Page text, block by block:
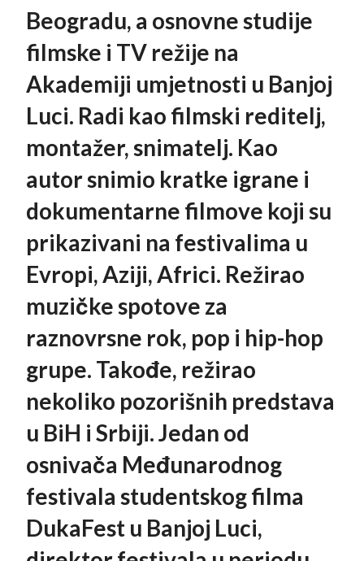
Beogradu, a osnovne studije
filmske i TV režije na
Akademiji umjetnosti u Banjoj
Luci. Radi kao filmski reditelj,
montažer, snimatelj. Kao
autor snimio kratke igrane i
dokumentarne filmove koji su
prikazivani na festivalima u
Evropi, Aziji, Africi. Režirao
muzičke spotove za
raznovrsne rok, pop i hip-hop
grupe. Takođe, režirao
nekoliko pozorišnih predstava
u BiH i Srbiji. Jedan od
osnivača Međunarodnog
festivala studentskog filma
DukaFest u Banjoj Luci,